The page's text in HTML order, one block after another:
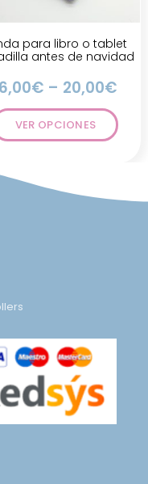
para libro o tablet
antes de navidad
€ – 20,00€
VER OPCIONES